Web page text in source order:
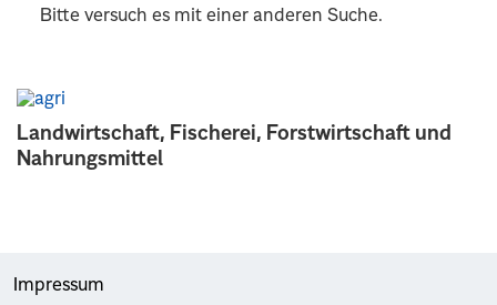
Landwirtschaft, Fischerei, Forstwirtschaft und
Nahrungsmittel
Bitte versuch es mit einer anderen Suche.
Impressum